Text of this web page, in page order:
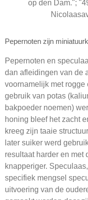
op den Dam.";
Pepernoten zijn
Pepernoten en
dan afleidingen van de
voornamelijk met
gebruik van potas
bakpoeder noemen)
honing bleef het zacht
kreeg zijn taaie
later suiker werd
resultaat harder en met
knapperiger.
specifiek mengsel
uitvoering van de